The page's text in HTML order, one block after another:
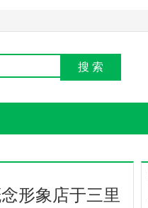
搜 索
形象店于三里